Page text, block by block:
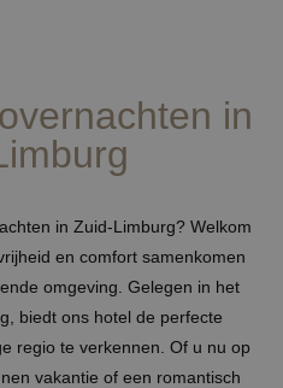
in
in Zuid-Limburg? Welkom
en comfort samenkomen
omgeving. Gelegen in het
biedt ons hotel de perfecte
regio te verkennen. Of u nu op
vakantie of een romantisch